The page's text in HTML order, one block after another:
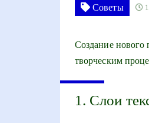
Советы
Создание нового
творческим
1. Слои